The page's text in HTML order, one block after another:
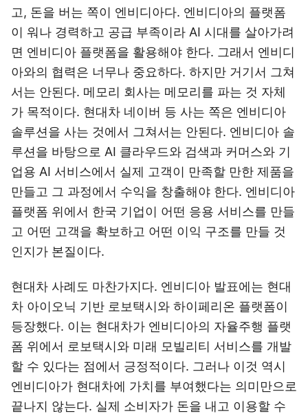
고, 돈을 버는 쪽이 엔비디아다. 엔비디아의 플랫폼
이 워나 경력하고 공급 부족이라 AI 시대를 살아가려
면 엔비디아 플랫폼을 활용해야 한다. 그래서 엔비디
아와의 협력은 너무나 중요하다. 하지만 거기서 그쳐
서는 안된다. 메모리 회사는 메모리를 파는 것 자체
가 목적이다. 현대차 네이버 등 사는 쪽은 엔비디아
솔루션을 사는 것에서 그쳐서는 안된다. 엔비디아 솔
루션을 바탕으로 AI 클라우드와 검색과 커머스와 기
업용 AI 서비스에서 실제 고객이 만족할 만한 제품을
만들고 그 과정에서 수익을 창출해야 한다. 엔비디아
플랫폼 위에서 한국 기업이 어떤 응용 서비스를 만들
고 어떤 고객을 확보하고 어떤 이익 구조를 만들 것
인지가 본질이다.
현대차 사례도 마찬가지다. 엔비디아 발표에는 현대
차 아이오닉 기반 로보택시와 하이페리온 플랫폼이
등장했다. 이는 현대차가 엔비디아의 자율주행 플랫
폼 위에서 로보택시와 미래 모빌리티 서비스를 개발
할 수 있다는 점에서 긍정적이다. 그러나 이것 역시
엔비디아가 현대차에 가치를 부여했다는 의미만으로
끝나지 않는다. 실제 소비자가 돈을 내고 이용할 수